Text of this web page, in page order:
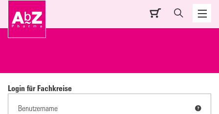
Login für Fachkreise